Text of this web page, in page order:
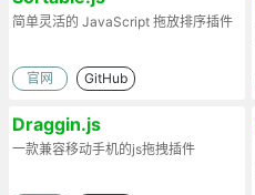
简单灵活的 JavaScript 拖放排序插件
官网 GitHub
Draggin.js
一款兼容移动手机的js拖拽插件